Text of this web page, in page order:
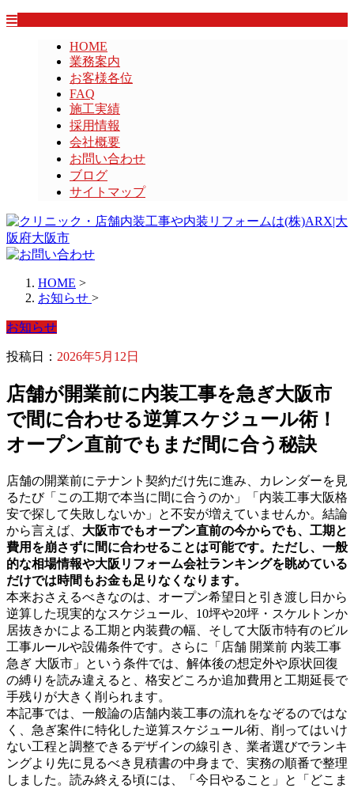
HOME
業務案内
お客様各位
FAQ
施工実績
採用情報
会社概要
お問い合わせ
ブログ
サイトマップ
HOME >
お知らせ >
お知らせ
投稿日： 2026年5月12日
店舗が開業前に内装工事を急ぎ大阪市
で間に合わせる逆算スケジュール術！
オープン直前でもまだ間に合う秘訣
店舗の開業前にテナント契約だけ先に進み、カレンダーを見
るたび「この工期で本当に間に合うのか」「内装工事大阪格
安で探して失敗しないか」と不安が増えていませんか。結論
から言えば、 大阪市でもオープン直前の今からでも、工期と
費用を崩さずに間に合わせることは可能です。ただし、一般
的な相場情報や大阪リフォーム会社ランキングを眺めている
だけでは時間もお金も足りなくなります。
本来おさえるべきなのは、オープン希望日と引き渡し日から
逆算した現実的なスケジュール、10坪や20坪・スケルトンか
居抜きかによる工期と内装費の幅、そして大阪市特有のビル
工事ルールや設備条件です。さらに「店舗 開業前 内装工事
急ぎ 大阪市」という条件では、解体後の想定外や原状回復
の縛りを読み違えると、格安どころか追加費用と工期延長で
手残りが大きく削られます。
本記事では、一般論の店舗内装工事の流れをなぞるのではな
く、急ぎ案件に特化した逆算スケジュール術、削ってはいけ
ない工程と調整できるデザインの線引き、業者選びでランキ
ングより先に見るべき見積書の中身まで、実務の順番で整理
しました。読み終える頃には、「今日やること」と「どこま